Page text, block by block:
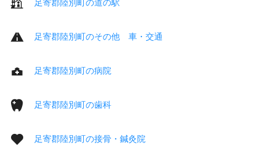
足寄郡陸別町の道の駅
足寄郡陸別町のその他 車・交通
足寄郡陸別町の病院
足寄郡陸別町の歯科
足寄郡陸別町の接骨・鍼灸院